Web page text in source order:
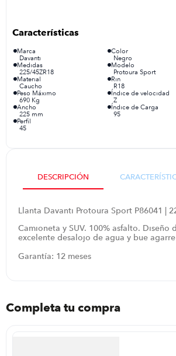
Marca
Davanti
Color
Negro
Medidas
225/45ZR18
Modelo
Protoura Sport
Material
Caucho
Rin
R18
Peso Máximo
690 Kg
Índice de velocidad
Z
Ancho
225 mm
Índice de Carga
95
Perfil
45
DESCRIPCIÓN
Llanta Davanti Protoura Sport P86041 |
Camioneta y SUV. 100% asfalto. Diseño
excelente desalojo de agua y bue
Garantía: 12 meses
Completa tu compra
10. cocina